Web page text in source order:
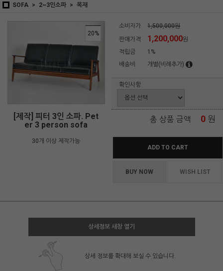
SOFA 2~3인소파 목재
20%
[제작] 피터 3인 소파. Pet
er 3 person sofa
30개 이상 제작가능
소비자가
1,500,000원
판매가격
1,200,000원
적립금
1%
배송비
개별(비례추가)
확인사항
총 상품 금액 0 원
ADD TO CART
BUY NOW WISH LIST
상세정보 새창 열기
상세 정보를 확대해 보실 수 있습니다.